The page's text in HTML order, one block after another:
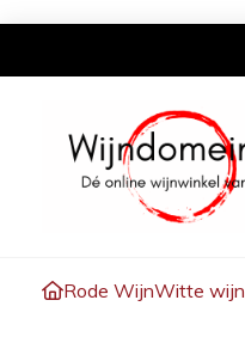
Rode WijnWitte wijn